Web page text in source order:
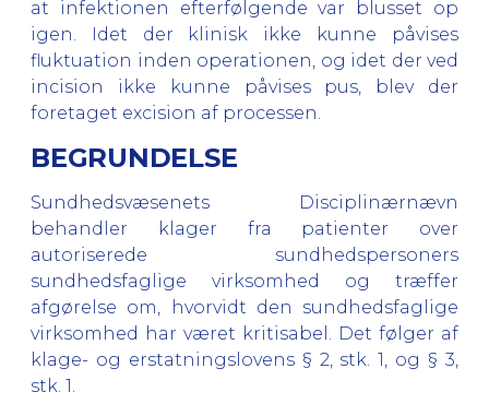
at infektionen efterfølgende var blusset op
igen. Idet der klinisk ikke kunne påvises
fluktuation inden operationen, og idet der ved
incision ikke kunne påvises pus, blev der
foretaget excision af processen.
BEGRUNDELSE
Sundhedsvæsenets Disciplinærnævn
behandler klager fra patienter over
autoriserede sundhedspersoners
sundhedsfaglige virksomhed og træffer
afgørelse om, hvorvidt den sundhedsfaglige
virksomhed har været kritisabel. Det følger af
klage- og erstatningslovens § 2, stk. 1, og § 3,
stk. 1.